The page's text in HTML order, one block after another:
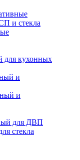
и стекла
кухонных
и
и
для ДВП
стекла